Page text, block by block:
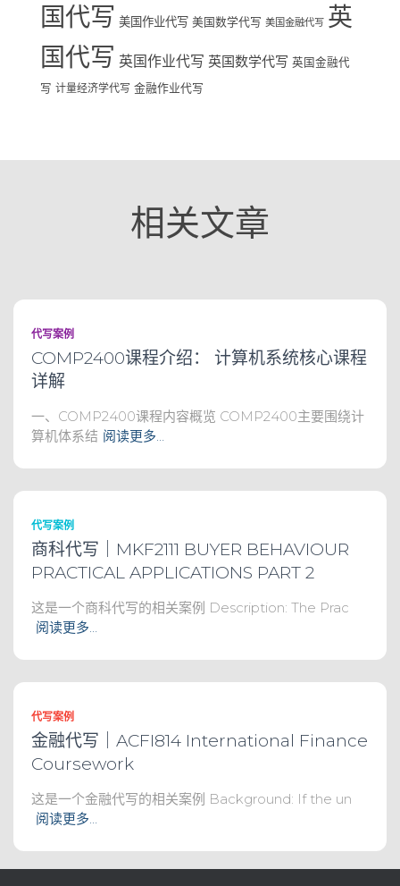
国代写 美国作业代写 美国数学代写 美国金融代写 英
国代写 英国作业代写 英国数学代写 英国金融代
写 计量经济学代写 金融作业代写
相关文章
代写案例
COMP2400课程介绍： 计算机系统核心课程
详解
一、COMP2400课程内容概览 COMP2400主要围绕计
算机体系结 阅读更多…
代写案例
商科代写｜MKF2111 BUYER BEHAVIOUR
PRACTICAL APPLICATIONS PART 2
这是一个商科代写的相关案例 Description: The Prac
阅读更多…
代写案例
金融代写｜ACFI814 International Finance
Coursework
这是一个金融代写的相关案例 Background: If the un
阅读更多…